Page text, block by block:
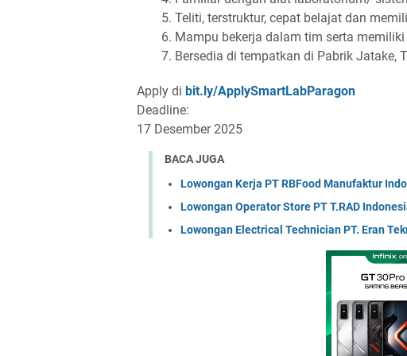
Teliti, terstruktur, cepat belajat dan
Mampu bekerja dalam tim serta
Bersedia di tempatkan di Pabrik Jatake,
Apply di bit.ly/ApplySmartLabParagon
Deadline:
17 Desember 2025
BACA JUGA
Lowongan Kerja PT RBFood Manufaktur
Lowongan Operator Store PT T.RAD
Lowongan Electrical Technician PT. Eran